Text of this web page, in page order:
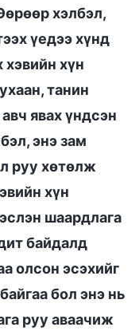
хэлбэл,
үедээ хүнд
хүн
танин
явах үндсэн
энэ зам
руу хөтөлж
хүн
шаардлага
байдалд
олсон эсэхийг
бол энэ нь
руу аваачиж